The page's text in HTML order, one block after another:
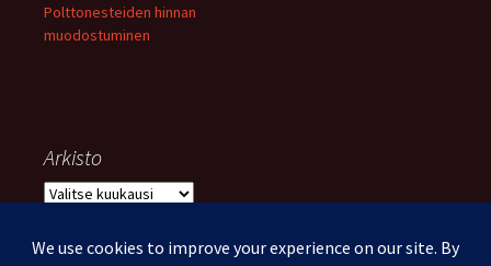
Polttonesteiden hinnan
muodostuminen
Arkisto
Arkisto